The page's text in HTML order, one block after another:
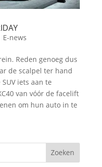
E-news
Reden genoeg dus
de scalpel ter hand
iets aan te
van vóór de facelift
om hun auto in te